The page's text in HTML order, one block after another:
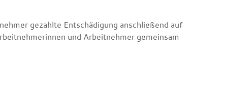
gezahlte Entschädigung anschließend auf
und Arbeitnehmer gemeinsam